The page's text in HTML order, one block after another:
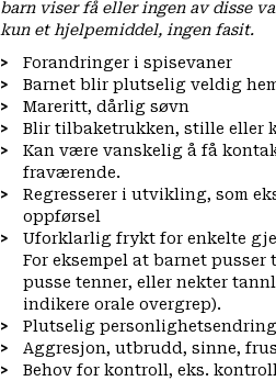
barn viser få eller ingen av disse
kun et hjelpemiddel, ingen fasit.
Forandringer i spisevaner
Barnet blir plutselig veldig
Mareritt, dårlig søvn
Blir tilbaketrukken, stille eller
Kan være vanskelig å få
fraværende.
Regresserer i utvikling, som
oppførsel
Uforklarlig frykt for enkelte
For eksempel at barnet
pusse tenner, eller nekter
indikere orale overgrep).
Plutselig personlighetsendring
Aggresjon, utbrudd, sinne,
Behov for kontroll, eks.